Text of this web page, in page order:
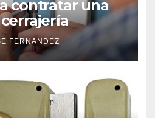
contratar una
FERNANDEZ